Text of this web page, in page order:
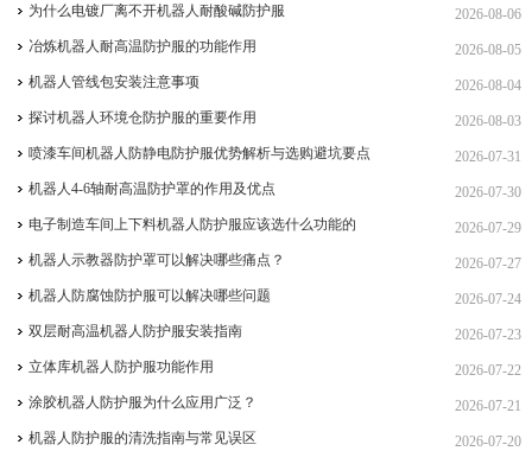
2026-08-06
为什么电镀厂离不开机器人耐酸碱防护服
2026-08-05
冶炼机器人耐高温防护服的功能作用
2026-08-04
机器人管线包安装注意事项
2026-08-03
探讨机器人环境仓防护服的重要作用
2026-07-31
喷漆车间机器人防静电防护服优势解析与选购避坑要点
2026-07-30
机器人4-6轴耐高温防护罩的作用及优点
2026-07-29
电子制造车间上下料机器人防护服应该选什么功能的
2026-07-27
机器人示教器防护罩可以解决哪些痛点？
2026-07-24
机器人防腐蚀防护服可以解决哪些问题
2026-07-23
双层耐高温机器人防护服安装指南
2026-07-22
立体库机器人防护服功能作用
2026-07-21
涂胶机器人防护服为什么应用广泛？
2026-07-20
机器人防护服的清洗指南与常见误区